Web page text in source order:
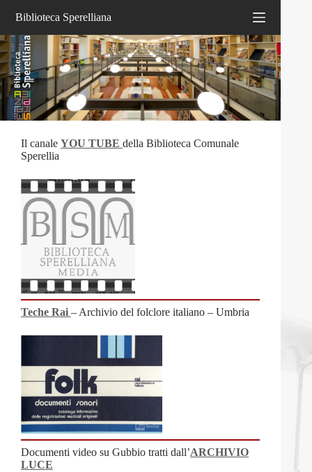
Biblioteca Sperelliana
Il canale YOU TUBE della Biblioteca Comunale
Sperellia
Teche Rai – Archivio del folclore italiano – Umbria
Documenti video su Gubbio tratti dall’ARCHIVIO
LUCE